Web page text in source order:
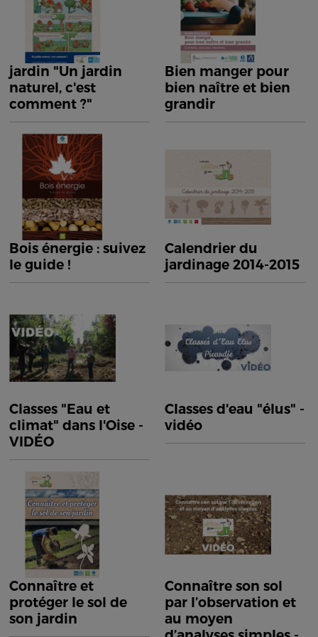
jardin "Un jardin
naturel, c'est
comment ?"
Bien manger pour
bien naître et bien
grandir
Bois énergie : suivez
le guide !
Calendrier du
jardinage 2014-2015
Classes "Eau et
climat" dans l'Oise -
VIDÉO
Classes d'eau "élus" -
vidéo
Connaître et
protéger le sol de
son jardin
Connaître son sol
par l’observation et
au moyen